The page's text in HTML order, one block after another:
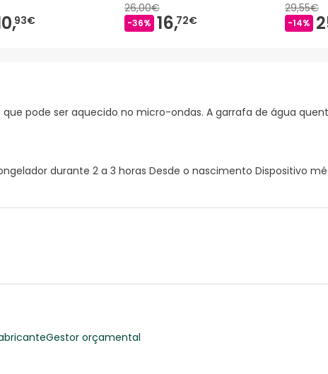
93€
26,00€
-36% 16,72€
29,55€
-14%
pode ser aquecido no micro-ondas. A garrafa de água
durante 2 a 3 horas Desde o nascimento Dispositivo
Gestor orçamental